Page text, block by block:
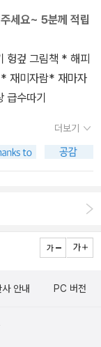
미처 하지 못했다
, 두 가지도 아니고
까다음에 놀러가
해진 수순에 따라
에서 아빠가 불렀
게다가 초롱이는
도마음껏 오리고 접
되시겠다.)아! 올
세요~ 5분께 적립
헝겊 그림책 * 해피
재미자람* 재마자
급수따기
더보기
사 안내 PC 버전